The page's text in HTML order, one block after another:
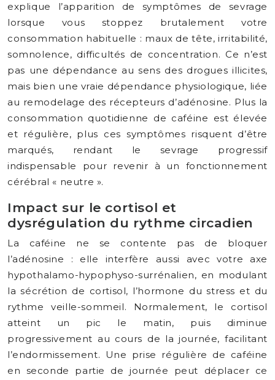
explique l’apparition de symptômes de sevrage
lorsque vous stoppez brutalement votre
consommation habituelle : maux de tête, irritabilité,
somnolence, difficultés de concentration. Ce n’est
pas une dépendance au sens des drogues illicites,
mais bien une vraie dépendance physiologique, liée
au remodelage des récepteurs d’adénosine. Plus la
consommation quotidienne de caféine est élevée
et régulière, plus ces symptômes risquent d’être
marqués, rendant le sevrage progressif
indispensable pour revenir à un fonctionnement
cérébral « neutre ».
Impact sur le cortisol et
dysrégulation du rythme circadien
La caféine ne se contente pas de bloquer
l’adénosine : elle interfère aussi avec votre axe
hypothalamo-hypophyso-surrénalien, en modulant
la sécrétion de cortisol, l’hormone du stress et du
rythme veille-sommeil. Normalement, le cortisol
atteint un pic le matin, puis diminue
progressivement au cours de la journée, facilitant
l’endormissement. Une prise régulière de caféine
en seconde partie de journée peut déplacer ce